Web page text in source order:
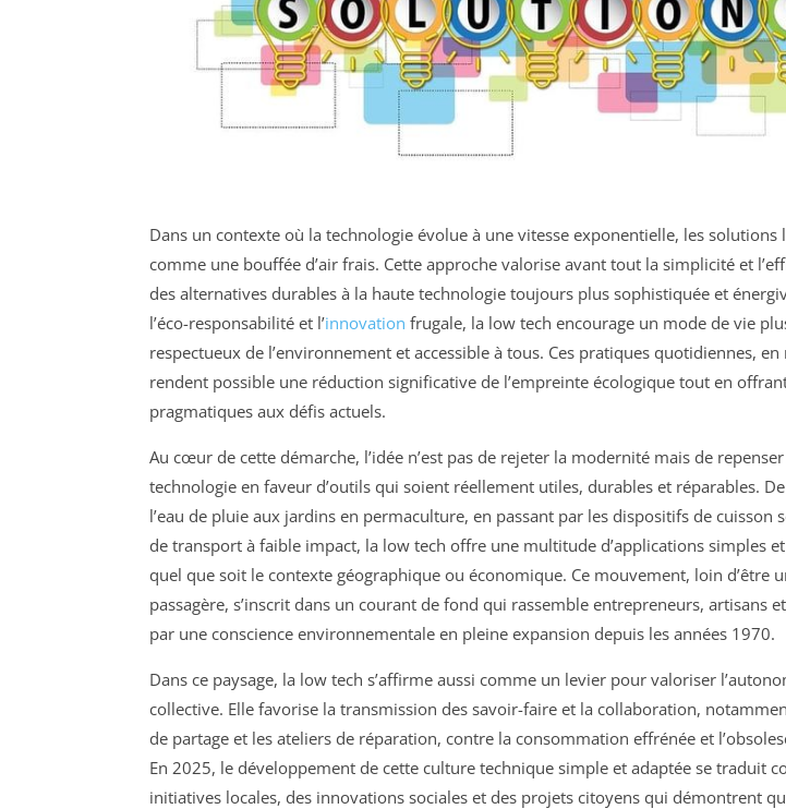
Dans un contexte où la technologie évolue à une vitesse exponentielle, les solutions
comme une bouffée d’air frais. Cette approche valorise avant tout la simplicité et
des alternatives durables à la haute technologie toujours plus sophistiquée et
l’éco-responsabilité et l’innovation frugale, la low tech encourage un mode de vie
respectueux de l’environnement et accessible à tous. Ces pratiques quotidiennes, en
rendent possible une réduction significative de l’empreinte écologique tout en
pragmatiques aux défis actuels.
Au cœur de cette démarche, l’idée n’est pas de rejeter la modernité mais de
technologie en faveur d’outils qui soient réellement utiles, durables et réparables.
l’eau de pluie aux jardins en permaculture, en passant par les dispositifs de cuisson
de transport à faible impact, la low tech offre une multitude d’applications simples et
quel que soit le contexte géographique ou économique. Ce mouvement, loin d’être
passagère, s’inscrit dans un courant de fond qui rassemble entrepreneurs, artisans
par une conscience environnementale en pleine expansion depuis les années 1970.
Dans ce paysage, la low tech s’affirme aussi comme un levier pour valoriser
collective. Elle favorise la transmission des savoir-faire et la collaboration,
de partage et les ateliers de réparation, contre la consommation effrénée et
En 2025, le développement de cette culture technique simple et adaptée se traduit
initiatives locales, des innovations sociales et des projets citoyens qui démontrent